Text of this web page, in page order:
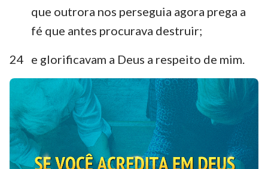
que outrora nos perseguia agora prega a
fé que antes procurava destruir;
24 e glorificavam a Deus a respeito de mim.